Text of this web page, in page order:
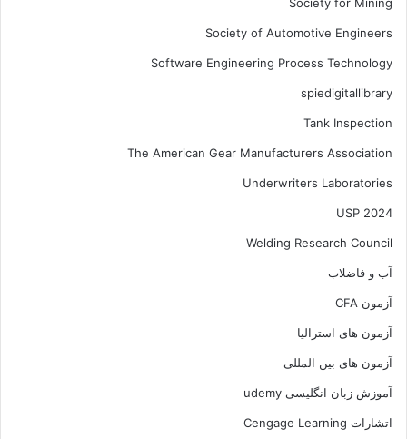
Society of Automotive Engineers
Software Engineering Process Technology
spiedigitallibrary
Tank Inspection
The American Gear Manufacturers Association
Underwriters Laboratories
USP 2024
Welding Research Council
آب و فاضلاب
آزمون CFA
آزمون های استرالیا
آزمون های بین المللی
آموزش زبان انگلیسی udemy
اتشارات Cengage Learning